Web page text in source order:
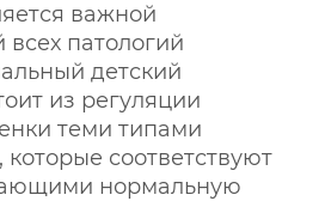
важной
всех патологий
детский
из регуляции
теми типами
соответствуют
нормальную